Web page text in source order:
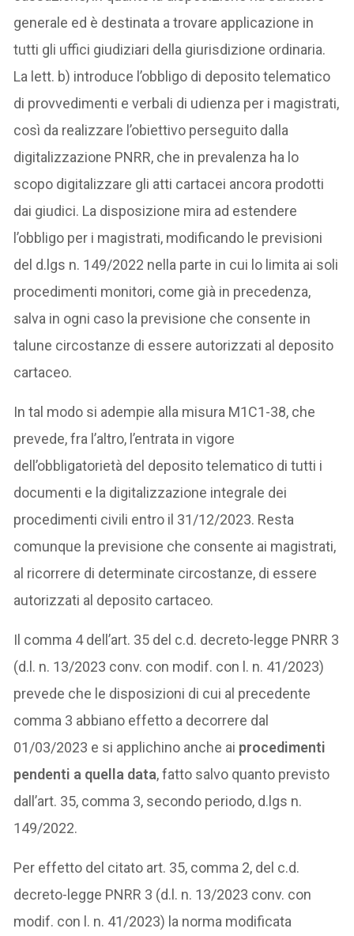
generale ed è destinata a trovare applicazione in
tutti gli uffici giudiziari della giurisdizione ordinaria.
La lett. b) introduce l’obbligo di deposito telematico
di provvedimenti e verbali di udienza per i magistrati,
così da realizzare l’obiettivo perseguito dalla
digitalizzazione PNRR, che in prevalenza ha lo
scopo digitalizzare gli atti cartacei ancora prodotti
dai giudici. La disposizione mira ad estendere
l’obbligo per i magistrati, modificando le previsioni
del d.lgs n. 149/2022 nella parte in cui lo limita ai soli
procedimenti monitori, come già in precedenza,
salva in ogni caso la previsione che consente in
talune circostanze di essere autorizzati al deposito
cartaceo.
In tal modo si adempie alla misura M1C1-38, che
prevede, fra l’altro, l’entrata in vigore
dell’obbligatorietà del deposito telematico di tutti i
documenti e la digitalizzazione integrale dei
procedimenti civili entro il 31/12/2023. Resta
comunque la previsione che consente ai magistrati,
al ricorrere di determinate circostanze, di essere
autorizzati al deposito cartaceo.
Il comma 4 dell’art. 35 del c.d. decreto-legge PNRR 3
(d.l. n. 13/2023 conv. con modif. con l. n. 41/2023)
prevede che le disposizioni di cui al precedente
comma 3 abbiano effetto a decorrere dal
01/03/2023 e si applichino anche ai procedimenti
pendenti a quella data, fatto salvo quanto previsto
dall’art. 35, comma 3, secondo periodo, d.lgs n.
149/2022.
Per effetto del citato art. 35, comma 2, del c.d.
decreto-legge PNRR 3 (d.l. n. 13/2023 conv. con
modif. con l. n. 41/2023) la norma modificata